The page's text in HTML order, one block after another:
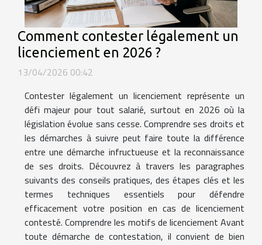
Comment contester légalement un
licenciement en 2026 ?
13/04/2026 00:42
Contester légalement un licenciement représente un
défi majeur pour tout salarié, surtout en 2026 où la
législation évolue sans cesse. Comprendre ses droits et
les démarches à suivre peut faire toute la différence
entre une démarche infructueuse et la reconnaissance
de ses droits. Découvrez à travers les paragraphes
suivants des conseils pratiques, des étapes clés et les
termes techniques essentiels pour défendre
efficacement votre position en cas de licenciement
contesté. Comprendre les motifs de licenciement Avant
toute démarche de contestation, il convient de bien